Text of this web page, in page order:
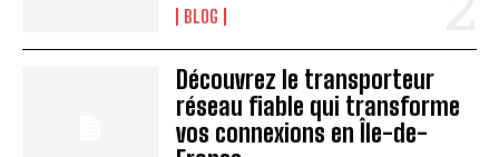
BLOG
Découvrez le transporteur
réseau fiable qui transforme
vos connexions en Île-de-